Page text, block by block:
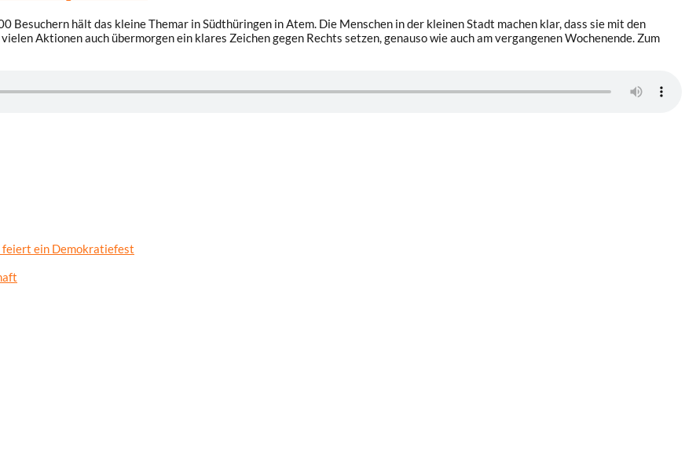
hält das kleine Themar in Südthüringen in Atem. Die Menschen in der kleinen Stadt machen klar, dass sie mit den
Aktionen auch übermorgen ein klares Zeichen gegen Rechts setzen, genauso wie auch am vergangenen Wochenende. Zum
ein Demokratiefest